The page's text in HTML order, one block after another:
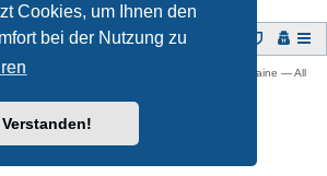
Cookies, um Ihnen den
bei der Nutzung zu
Verstanden!
Forum: Infos, Tipps und Diskussionen zur Ukraine — All
Übersetzung durch